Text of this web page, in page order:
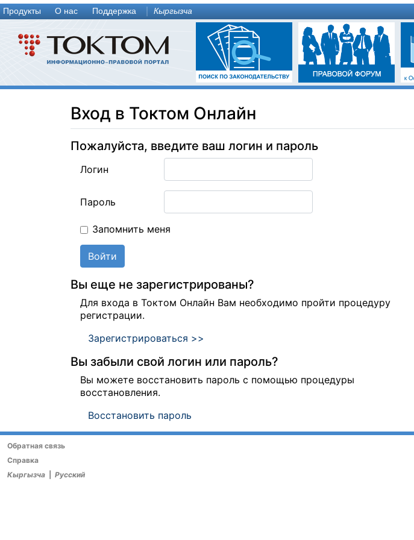
Продукты О нас Поддержка Кыргызча
Вход в Токтом Онлайн
Пожалуйста, введите ваш логин и пароль
Логин
Пароль
Запомнить меня
Войти
Вы еще не зарегистрированы?
Для входа в Токтом Онлайн Вам необходимо пройти процедуру
регистрации.
Зарегистрироваться >>
Вы забыли свой логин или пароль?
Вы можете восстановить пароль с помощью процедуры
восстановления.
Восстановить пароль
Обратная связь
Справка
Кыргызча
Русский